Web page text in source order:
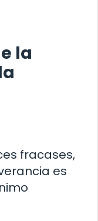
la
fracases,
es